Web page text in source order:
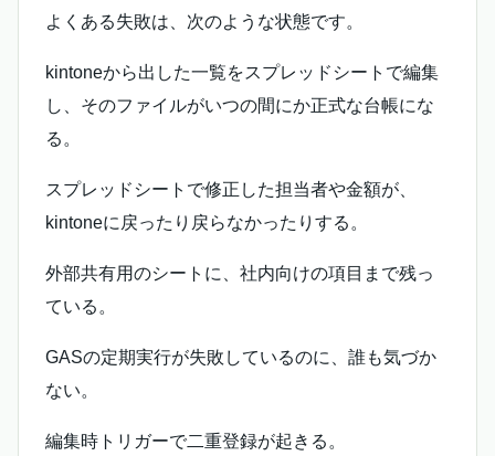
よくある失敗は、次のような状態です。
kintoneから出した一覧をスプレッドシートで編集
し、そのファイルがいつの間にか正式な台帳にな
る。
スプレッドシートで修正した担当者や金額が、
kintoneに戻ったり戻らなかったりする。
外部共有用のシートに、社内向けの項目まで残っ
ている。
GASの定期実行が失敗しているのに、誰も気づか
ない。
編集時トリガーで二重登録が起きる。